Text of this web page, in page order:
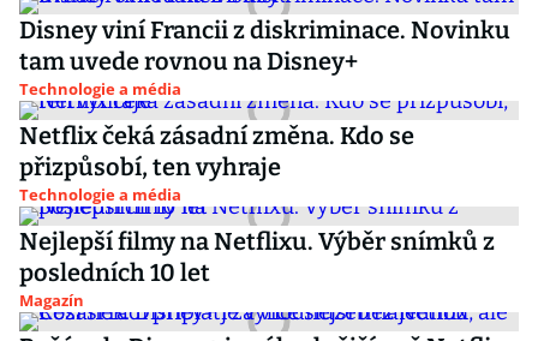
Disney viní Francii z diskriminace. Novinku
tam uvede rovnou na Disney+
Technologie a média
Netflix čeká zásadní změna. Kdo se
přizpůsobí, ten vyhraje
Technologie a média
Nejlepší filmy na Netflixu. Výběr snímků z
posledních 10 let
Magazín